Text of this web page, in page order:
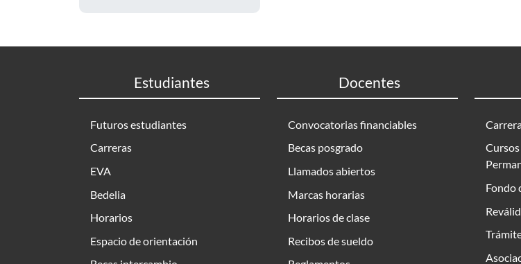
Estudiantes
Futuros estudiantes
Carreras
EVA
Bedelia
Horarios
Espacio de orientación
Docentes
Convocatorias financiables
Becas posgrado
Llamados abiertos
Marcas horarias
Horarios de clase
Recibos de sueldo
Fondo